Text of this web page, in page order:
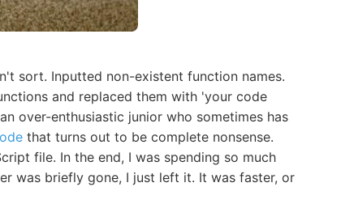
sort. Inputted non-existent function names.
and replaced them with 'your code
over-enthusiastic junior who sometimes has
that turns out to be complete nonsense.
file. In the end, I was spending so much
was briefly gone, I just left it. It was faster, or